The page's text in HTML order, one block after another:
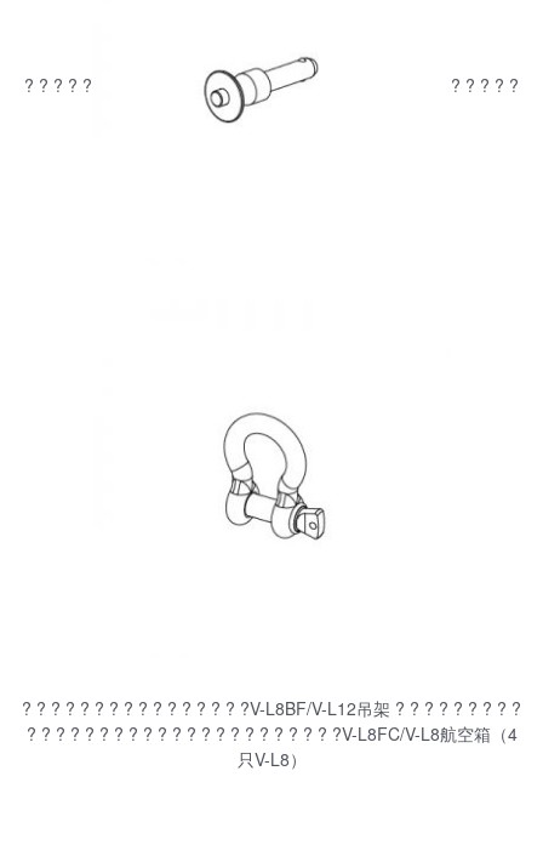
? ? ? ? ? ? ? ? ? ?
? ? ? ? ? ? ? ? ? ? ? ? ? ? ? ?V-L8BF/V-L12吊架 ? ? ? ? ? ? ? ? ?
? ? ? ? ? ? ? ? ? ? ? ? ? ? ? ? ? ? ? ? ? ?V-L8FC/V-L8航空箱（4
只V-L8）